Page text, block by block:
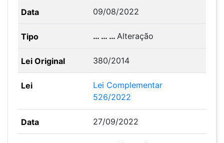
09/08/2022
… … …Alteração
380/2014
Lei Complementar
526/2022
27/09/2022